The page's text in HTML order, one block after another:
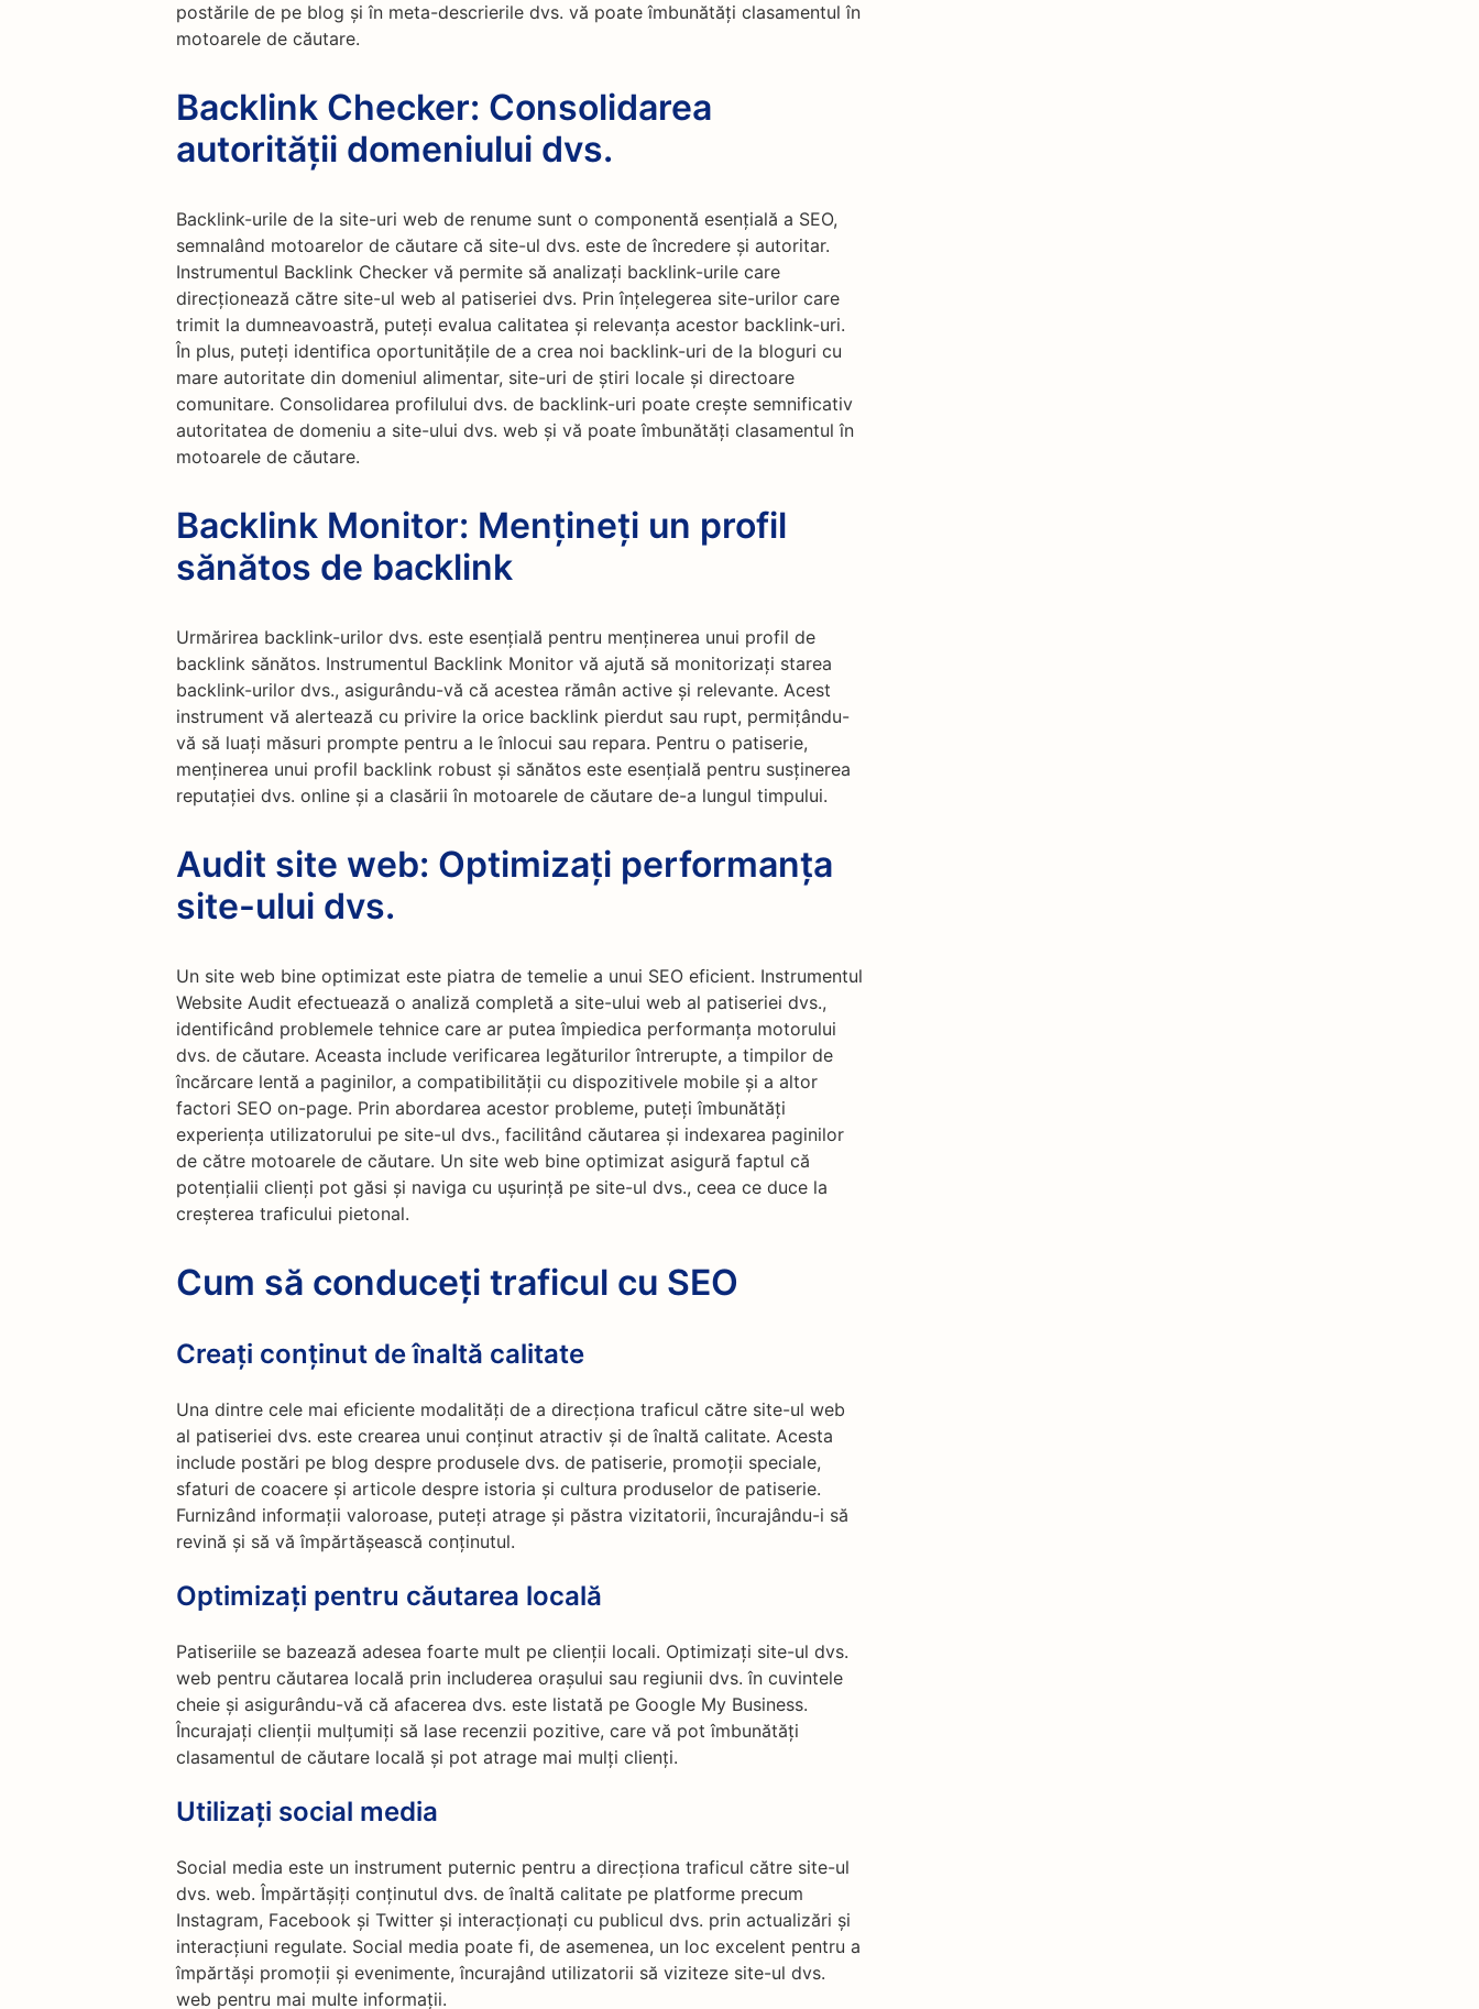
postările de pe blog și în meta-descrierile dvs. vă poate îmbunătăți clasamentul în
motoarele de căutare.
Backlink Checker: Consolidarea
autorității domeniului dvs.
Backlink-urile de la site-uri web de renume sunt o componentă esențială a SEO,
semnalând motoarelor de căutare că site-ul dvs. este de încredere și autoritar.
Instrumentul Backlink Checker vă permite să analizați backlink-urile care
direcționează către site-ul web al patiseriei dvs. Prin înțelegerea site-urilor care
trimit la dumneavoastră, puteți evalua calitatea și relevanța acestor backlink-uri.
În plus, puteți identifica oportunitățile de a crea noi backlink-uri de la bloguri cu
mare autoritate din domeniul alimentar, site-uri de știri locale și directoare
comunitare. Consolidarea profilului dvs. de backlink-uri poate crește semnificativ
autoritatea de domeniu a site-ului dvs. web și vă poate îmbunătăți clasamentul în
motoarele de căutare.
Backlink Monitor: Mențineți un profil
sănătos de backlink
Urmărirea backlink-urilor dvs. este esențială pentru menținerea unui profil de
backlink sănătos. Instrumentul Backlink Monitor vă ajută să monitorizați starea
backlink-urilor dvs., asigurându-vă că acestea rămân active și relevante. Acest
instrument vă alertează cu privire la orice backlink pierdut sau rupt, permițându-
vă să luați măsuri prompte pentru a le înlocui sau repara. Pentru o patiserie,
menținerea unui profil backlink robust și sănătos este esențială pentru susținerea
reputației dvs. online și a clasării în motoarele de căutare de-a lungul timpului.
Audit site web: Optimizați performanța
site-ului dvs.
Un site web bine optimizat este piatra de temelie a unui SEO eficient. Instrumentul
Website Audit efectuează o analiză completă a site-ului web al patiseriei dvs.,
identificând problemele tehnice care ar putea împiedica performanța motorului
dvs. de căutare. Aceasta include verificarea legăturilor întrerupte, a timpilor de
încărcare lentă a paginilor, a compatibilității cu dispozitivele mobile și a altor
factori SEO on-page. Prin abordarea acestor probleme, puteți îmbunătăți
experiența utilizatorului pe site-ul dvs., facilitând căutarea și indexarea paginilor
de către motoarele de căutare. Un site web bine optimizat asigură faptul că
potențialii clienți pot găsi și naviga cu ușurință pe site-ul dvs., ceea ce duce la
creșterea traficului pietonal.
Cum să conduceți traficul cu SEO
Creați conținut de înaltă calitate
Una dintre cele mai eficiente modalități de a direcționa traficul către site-ul web
al patiseriei dvs. este crearea unui conținut atractiv și de înaltă calitate. Acesta
include postări pe blog despre produsele dvs. de patiserie, promoții speciale,
sfaturi de coacere și articole despre istoria și cultura produselor de patiserie.
Furnizând informații valoroase, puteți atrage și păstra vizitatorii, încurajându-i să
revină și să vă împărtășească conținutul.
Optimizați pentru căutarea locală
Patiseriile se bazează adesea foarte mult pe clienții locali. Optimizați site-ul dvs.
web pentru căutarea locală prin includerea orașului sau regiunii dvs. în cuvintele
cheie și asigurându-vă că afacerea dvs. este listată pe Google My Business.
Încurajați clienții mulțumiți să lase recenzii pozitive, care vă pot îmbunătăți
clasamentul de căutare locală și pot atrage mai mulți clienți.
Utilizați social media
Social media este un instrument puternic pentru a direcționa traficul către site-ul
dvs. web. Împărtășiți conținutul dvs. de înaltă calitate pe platforme precum
Instagram, Facebook și Twitter și interacționați cu publicul dvs. prin actualizări și
interacțiuni regulate. Social media poate fi, de asemenea, un loc excelent pentru a
împărtăși promoții și evenimente, încurajând utilizatorii să viziteze site-ul dvs.
web pentru mai multe informații.